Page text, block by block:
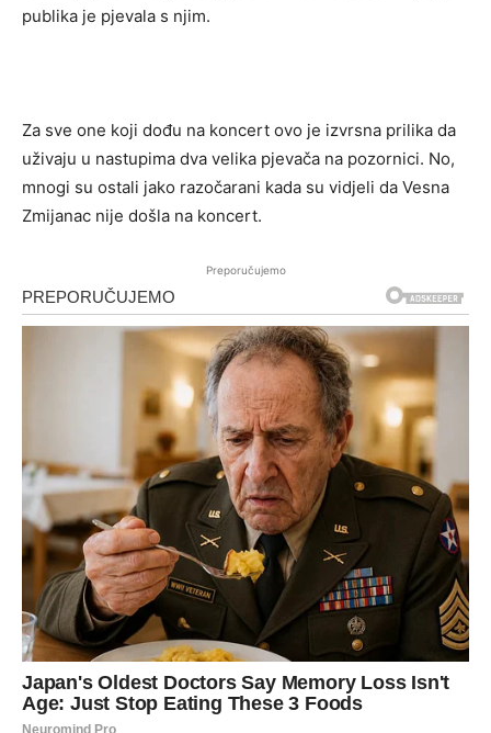
publika je pjevala s njim.
Za sve one koji dođu na koncert ovo je izvrsna prilika da
uživaju u nastupima dva velika pjevača na pozornici. No,
mnogi su ostali jako razočarani kada su vidjeli da Vesna
Zmijanac nije došla na koncert.
Preporučujemo